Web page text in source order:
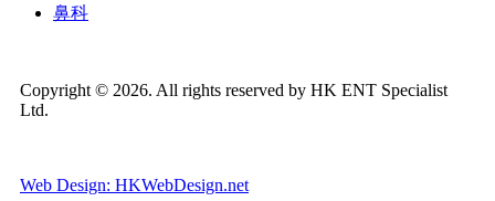
鼻科
Copyright © 2026. All rights reserved by HK ENT Specialist
Ltd.
Web Design: HKWebDesign.net